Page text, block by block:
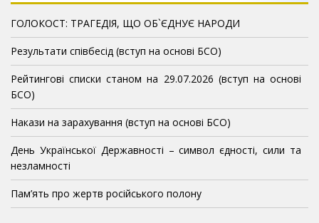
ГОЛОКОСТ: ТРАГЕДІЯ, ЩО ОБ`ЄДНУЄ НАРОДИ
Результати співбесід (вступ на основі БСО)
Рейтингові списки станом на 29.07.2026 (вступ на основі
БСО)
Накази на зарахування (вступ на основі БСО)
День Української Державності – символ єдності, сили та
незламності
Пам’ять про жертв російського полону